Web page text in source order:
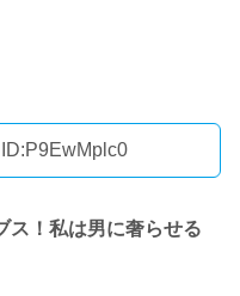
ID:P9EwMplc0
ス！私は男に奢らせる